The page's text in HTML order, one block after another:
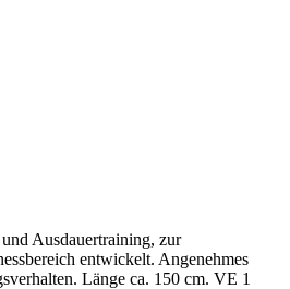
Ausdauertraining, zur
entwickelt. Angenehmes
Länge ca. 150 cm. VE 1